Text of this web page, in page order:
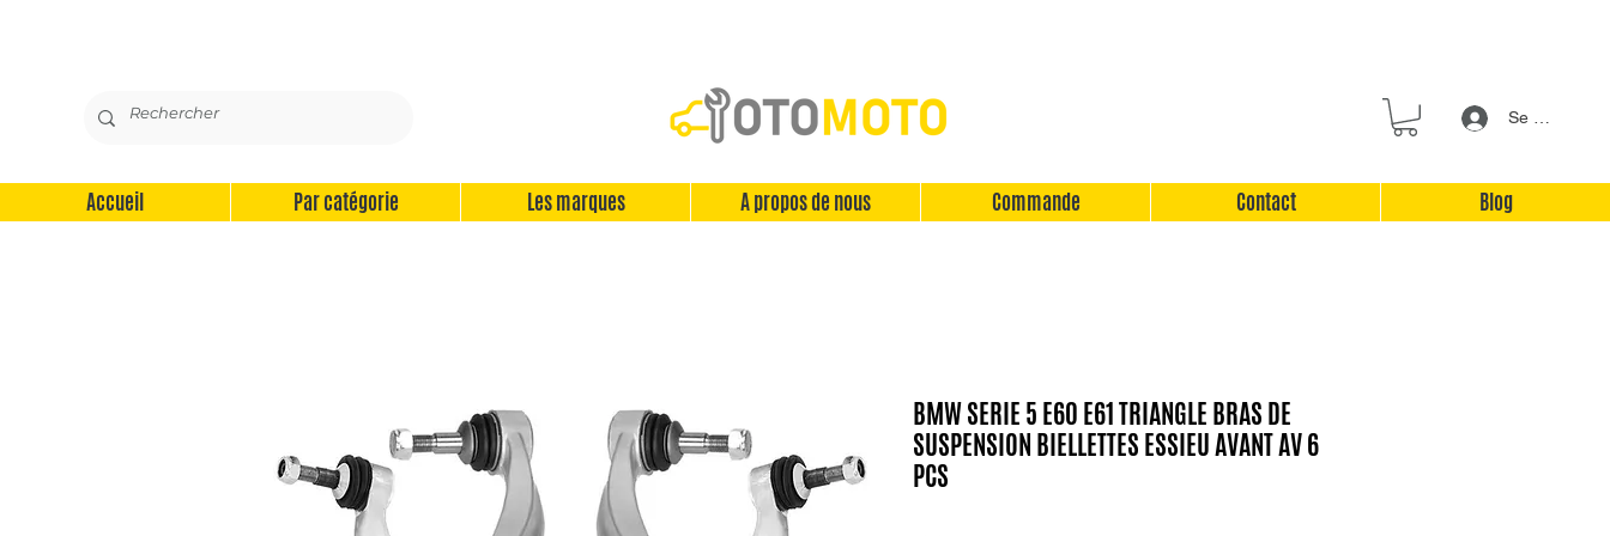
Se connecter
Accueil Par catégorie Les marques A propos de nous Commande Contact Blog
BMW SERIE 5 E60 E61 TRIANGLE BRAS DE
SUSPENSION BIELLETTES ESSIEU AVANT AV 6
PCS